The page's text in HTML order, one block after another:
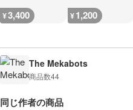
¥3,400 ¥1,200
The Mekabots
商品数44
同じ作者の商品